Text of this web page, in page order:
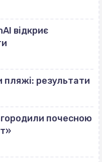
відкриє
пляжі: результати
почесною